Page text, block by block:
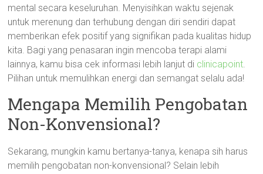
mental secara keseluruhan. Menyisihkan waktu sejenak
untuk merenung dan terhubung dengan diri sendiri dapat
memberikan efek positif yang signifikan pada kualitas hidup
kita. Bagi yang penasaran ingin mencoba terapi alami
lainnya, kamu bisa cek informasi lebih lanjut di clinicapoint.
Pilihan untuk memulihkan energi dan semangat selalu ada!
Mengapa Memilih Pengobatan
Non-Konvensional?
Sekarang, mungkin kamu bertanya-tanya, kenapa sih harus
memilih pengobatan non-konvensional? Selain lebih